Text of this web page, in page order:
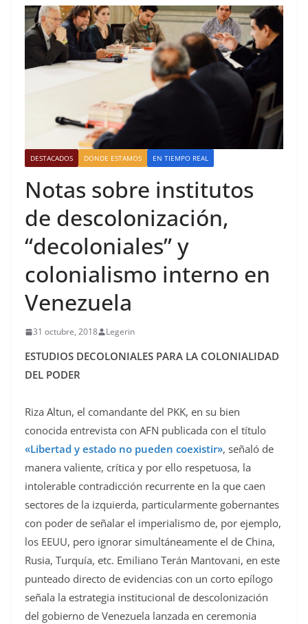
DESTACADOS DONDE ESTAMOS EN TIEMPO REAL
Notas sobre institutos
de descolonización,
“decoloniales” y
colonialismo interno en
Venezuela
31 octubre, 2018 Legerin
ESTUDIOS DECOLONIALES PARA LA COLONIALIDAD
DEL PODER
Riza Altun, el comandante del PKK, en su bien
conocida entrevista con AFN publicada con el título
«Libertad y estado no pueden coexistir», señaló de
manera valiente, crítica y por ello respetuosa, la
intolerable contradicción recurrente en la que caen
sectores de la izquierda, particularmente gobernantes
con poder de señalar el imperialismo de, por ejemplo,
los EEUU, pero ignorar simultáneamente el de China,
Rusia, Turquía, etc. Emiliano Terán Mantovani, en este
punteado directo de evidencias con un corto epílogo
señala la estrategia institucional de descolonización
del gobierno de Venezuela lanzada en ceremonia